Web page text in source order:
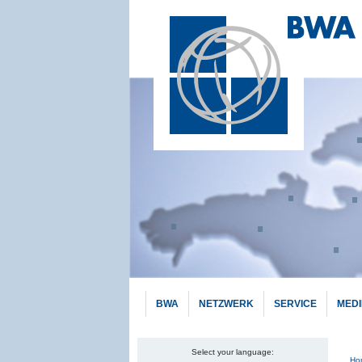
BWA NETZWERK SERVICE
Select your language: